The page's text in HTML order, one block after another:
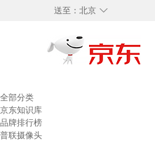
◇
送至： 北京
全部分类
京东知识库
品牌排行榜
普联摄像头